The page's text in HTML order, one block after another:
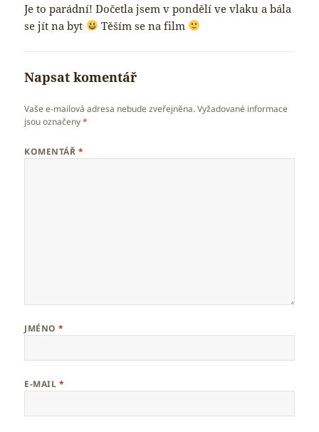
Je to parádní! Dočetla jsem v pondělí ve vlaku a bála
se jít na byt
Těším se na film
Napsat komentář
Vaše e-mailová adresa nebude zveřejněna. Vyžadované informace
jsou označeny*
KOMENTÁŘ *
JMÉNO*
E-MAIL *